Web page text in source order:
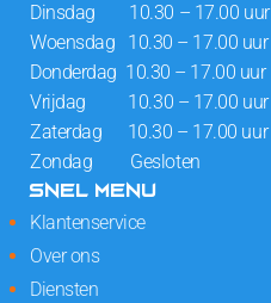
Dinsdag 10.30 – 17.00 uur
Woensdag 10.30 – 17.00 uur
Donderdag 10.30 – 17.00 uur
Vrijdag 10.30 – 17.00 uur
Zaterdag 10.30 – 17.00 uur
Zondag Gesloten
SNEL MENU
Klantenservice
Over ons
Diensten